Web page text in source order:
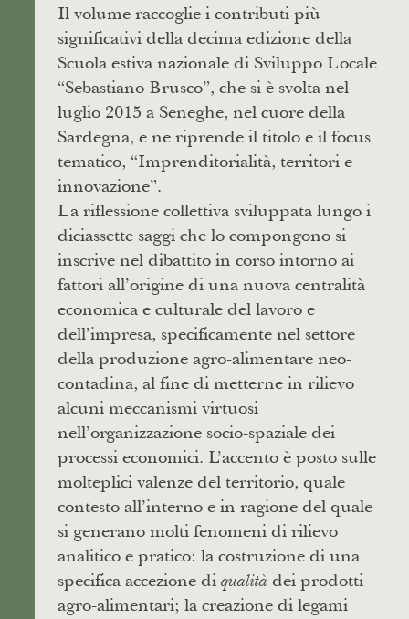
Il volume raccoglie i contributi più
significativi della decima edizione della
Scuola estiva nazionale di Sviluppo Locale
“Sebastiano Brusco”, che si è svolta nel
luglio 2015 a Seneghe, nel cuore della
Sardegna, e ne riprende il titolo e il focus
tematico, “Imprenditorialità, territori e
innovazione”.
La riflessione collettiva sviluppata lungo i
diciassette saggi che lo compongono si
inscrive nel dibattito in corso intorno ai
fattori all’origine di una nuova centralità
economica e culturale del lavoro e
dell’impresa, specificamente nel settore
della produzione agro-alimentare neo-
contadina, al fine di metterne in rilievo
alcuni meccanismi virtuosi
nell’organizzazione socio-spaziale dei
processi economici. L’accento è posto sulle
molteplici valenze del territorio, quale
contesto all’interno e in ragione del quale
si generano molti fenomeni di rilievo
analitico e pratico: la costruzione di una
specifica accezione di qualitàdei prodotti
agro-alimentari; la creazione di legami